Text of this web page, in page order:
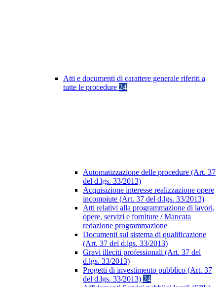
Atti e documenti di carattere generale riferiti a
tutte le procedure 24
Automatizzazione delle procedure (Art. 37
del d.lgs. 33/2013)
Acquisizione interesse realizzazione opere
incompiute (Art. 37 del d.lgs. 33/2013)
Atti relativi alla programmazione di lavori,
opere, servizi e forniture / Mancata
redazione programmazione
Documenti sul sistema di qualificazione
(Art. 37 del d.lgs. 33/2013)
Gravi illeciti professionali (Art. 37 del
d.lgs. 33/2013)
Progetti di investimento pubblico (Art. 37
del d.lgs. 33/2013) 24